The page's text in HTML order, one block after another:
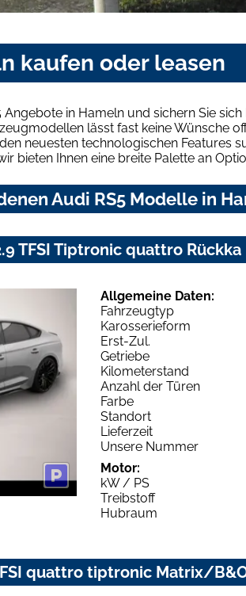
kaufen oder leasen
Angebote in Hameln und sichern Sie
lässt fast keine Wünsche
neuesten technologischen Features
bieten Ihnen eine breite Palette an
Audi RS5 Modelle in
TFSI Tiptronic quattro Rückka
Allgemeine Daten:
Fahrzeugtyp
Karosserieform
Erst-Zul.
Getriebe
Kilometerstand
Anzahl der Türen
Farbe
Standort
Lieferzeit
Unsere Nummer
Motor:
kW / PS
Treibstoff
Hubraum
quattro tiptronic Matrix/